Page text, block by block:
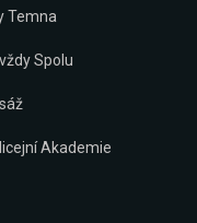
Temna
Spolu
Akademie